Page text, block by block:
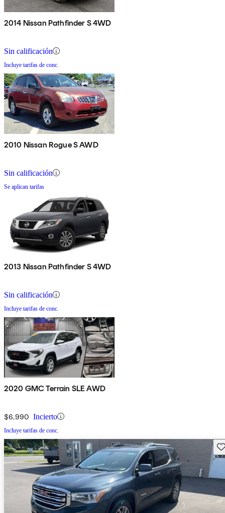
2014 Nissan Pathfinder S 4WD
Sin calificación
Incluye tarifas de conc.
2010 Nissan Rogue S AWD
Sin calificación
Se aplican tarifas
2013 Nissan Pathfinder S 4WD
Sin calificación
Incluye tarifas de conc.
2020 GMC Terrain SLE AWD
$6,990 Incierto
Incluye tarifas de conc.